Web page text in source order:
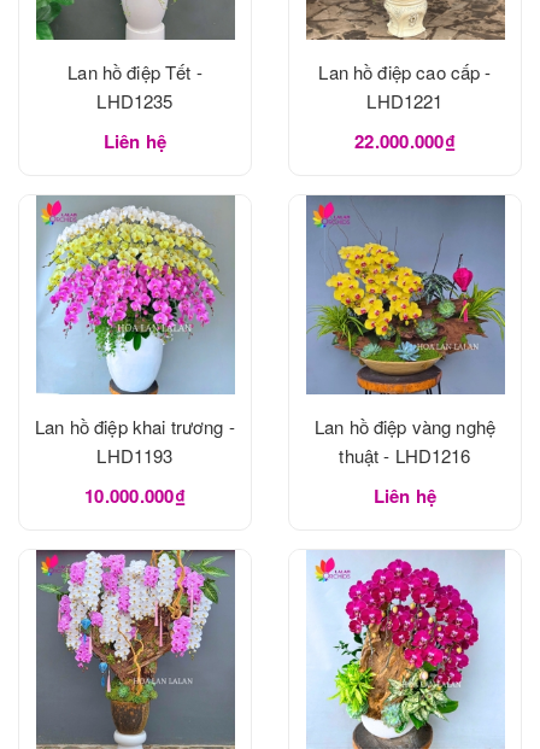
Lan hồ điệp Tết -
LHD1235
Liên hệ
Lan hồ điệp cao cấp -
LHD1221
22.000.000₫
Lan hồ điệp khai trương -
LHD1193
10.000.000₫
Lan hồ điệp vàng nghệ
thuật - LHD1216
Liên hệ